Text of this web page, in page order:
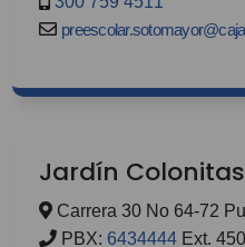
consignadas en la
Jardín Colonitas
Carrera 30 No 64-72
PBX: 6434444 Ext.